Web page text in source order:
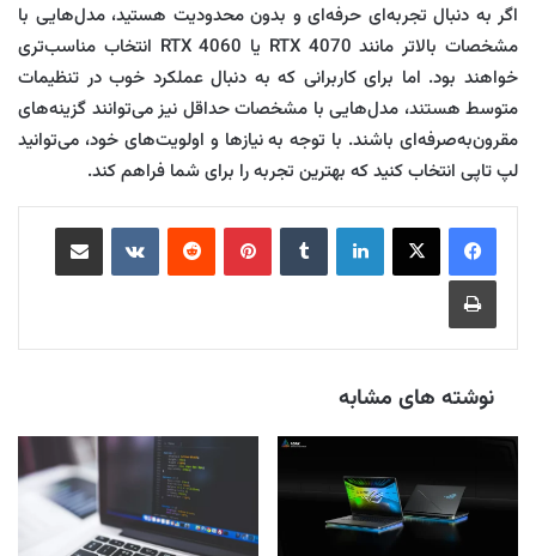
اگر به دنبال تجربه‌ای حرفه‌ای و بدون محدودیت هستید، مدل‌هایی با
مشخصات بالاتر مانند RTX 4070 یا RTX 4060 انتخاب مناسب‌تری
خواهند بود. اما برای کاربرانی که به دنبال عملکرد خوب در تنظیمات
متوسط هستند، مدل‌هایی با مشخصات حداقل نیز می‌توانند گزینه‌های
مقرون‌به‌صرفه‌ای باشند. با توجه به نیازها و اولویت‌های خود، می‌توانید
لپ‌ تاپی انتخاب کنید که بهترین تجربه را برای شما فراهم کند.
لینکدین ‫پین‌ترست ‫رددیت
چاپ
نوشته های مشابه